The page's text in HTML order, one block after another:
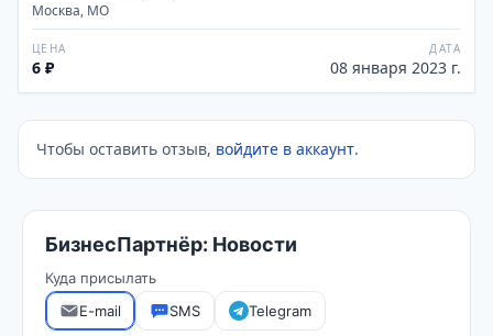
Москва, МО
ЦЕНА
6 ₽
ДАТА
08 января 2023 г.
Чтобы оставить отзыв, войдите в аккаунт.